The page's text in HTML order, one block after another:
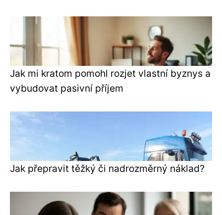
Jak mi kratom pomohl rozjet vlastní byznys a
vybudovat pasivní příjem
Jak přepravit těžký či nadrozměrný náklad?